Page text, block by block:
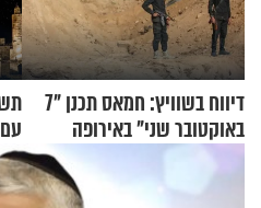
דיווח בשוויץ: חמאס תכנן "7
באוקטובר שני" באירופה